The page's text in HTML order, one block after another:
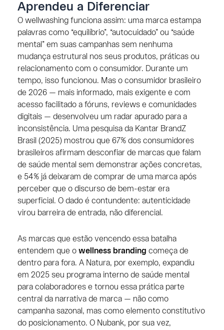
Aprendeu a Diferenciar
O wellwashing funciona assim: uma marca estampa
palavras como “equilíbrio”, “autocuidado” ou “saúde
mental” em suas campanhas sem nenhuma
mudança estrutural nos seus produtos, práticas ou
relacionamento com o consumidor. Durante um
tempo, isso funcionou. Mas o consumidor brasileiro
de 2026 — mais informado, mais exigente e com
acesso facilitado a fóruns, reviews e comunidades
digitais — desenvolveu um radar apurado para a
inconsistência. Uma pesquisa da Kantar BrandZ
Brasil (2025) mostrou que 67% dos consumidores
brasileiros afirmam desconfiar de marcas que falam
de saúde mental sem demonstrar ações concretas,
e 54% já deixaram de comprar de uma marca após
perceber que o discurso de bem-estar era
superficial. O dado é contundente: autenticidade
virou barreira de entrada, não diferencial.
As marcas que estão vencendo essa batalha
entendem que o wellness branding começa de
dentro para fora. A Natura, por exemplo, expandiu
em 2025 seu programa interno de saúde mental
para colaboradores e tornou essa prática parte
central da narrativa de marca — não como
campanha sazonal, mas como elemento constitutivo
do posicionamento. O Nubank, por sua vez,